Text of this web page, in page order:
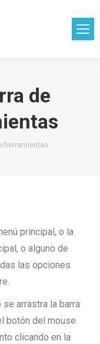
de
herramientas
principal, o la
o alguno de
las opciones
arrastra la barra
botón del mouse
clicando en la